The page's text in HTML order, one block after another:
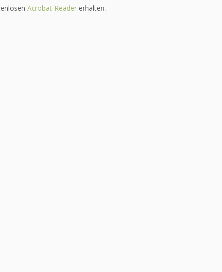
Acrobat-Reader erhalten.